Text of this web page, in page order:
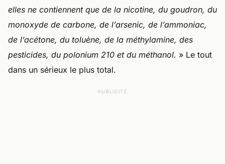
elles ne contiennent que de la nicotine, du goudron, du
monoxyde de carbone, de l’arsenic, de l’ammoniac,
de l’acétone, du toluène, de la méthylamine, des
pesticides, du polonium 210 et du méthanol. » Le tout
dans un sérieux le plus total.
PUBLICITÉ